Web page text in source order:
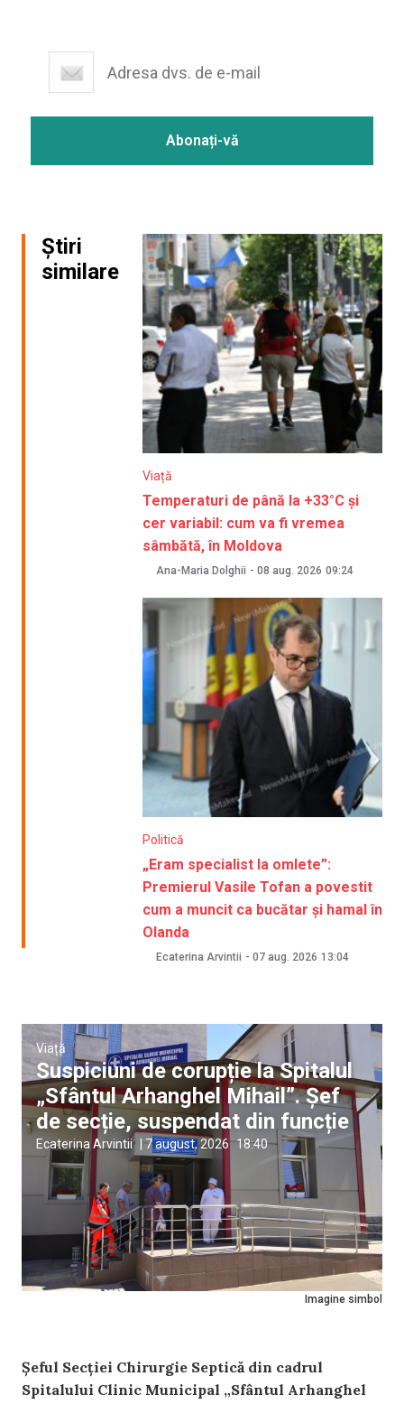
Știri
similare
Viață
Temperaturi de până la +33°C și
cer variabil: cum va fi vremea
sâmbătă, în Moldova
Ana-Maria Dolghii - 08 aug. 2026 09:24
Politică
„Eram specialist la omlete”:
Premierul Vasile Tofan a povestit
cum a muncit ca bucătar și hamal în
Olanda
Ecaterina Arvintii - 07 aug. 2026 13:04
Imagine simbol
Viață
Suspiciuni de corupție la Spitalul
„Sfântul Arhanghel Mihail”. Șef
de secție, suspendat din funcție
Ecaterina Arvintii 7 august, 2026 18:40
Șeful Secției Chirurgie Septică din cadrul
Spitalului Clinic Municipal „Sfântul Arhanghel